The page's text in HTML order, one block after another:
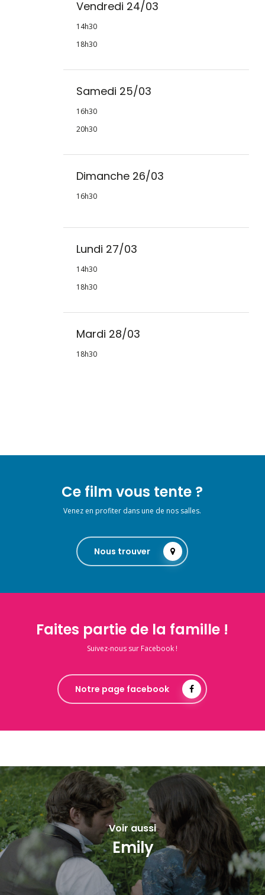
Vendredi 24/03
14h30
18h30
Samedi 25/03
16h30
20h30
Dimanche 26/03
16h30
Lundi 27/03
14h30
18h30
Mardi 28/03
18h30
Ce film vous tente ?
Venez en profiter dans une de nos salles.
Nous trouver
Faites partie de la famille !
Suivez-nous sur Facebook !
Notre page facebook
Voir aussi
Emily